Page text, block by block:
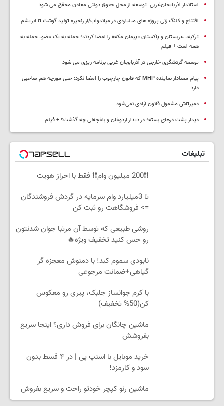
استاندار آذربایجان‌غربی: توسعه از محل حقوق دولتی معادن محقق می شود
افتتاح و کلنگ زنی پروژه های میلیاردی در میاندوآب/از زنجیره تولید گوشت تا ابریشم
ترکیه، عربستان و پاکستان «پیمان مکه» را امضا کردند؛ حمله به یک عضو، حمله به
همه است + فیلم
توسعه گردشگری خارجی در آذربایجان غربی برنامه ریزی می شود
پیام معنادار نماینده MHP که قانون چارچوب را امضا نکرد: حتی مورچه هم صاحبی
دارد
دمیرتاش مشمول قانون آزادی نمی‌شود
دیدار پشت درهای بسته؛ در دیدار اردوغان و باغچه‌لی چه گذشت؟ + فیلم
تبلیغات
❗❗200 میلیون وام❗❗ فقط با احراز هویت
تا 3میلیارد وام سرمایه در گردش فروشندگان
=> فروشگاهت رو ثبت کن
روشی طبیعی که توسط آن مرتبا جوان شدنتون
رو حس کنید تخفیف ویژه🔥
نابودی سموم کبد! با دمنوش معجزه گر
گیاهی+ضمانت مرجوعی
با کرم جوانساز جلبک، پیری رو معکوس
کن(50% تخفیف)
ماشین چانگان برای فروش داری؟ اینجا سریع
بفروشش
خرید موبایل با اسنپ پی | در ۴ قسط بدون
سود و کارمزد!
ماشین رنو کپچر خودتو راحت و سریع بفروش